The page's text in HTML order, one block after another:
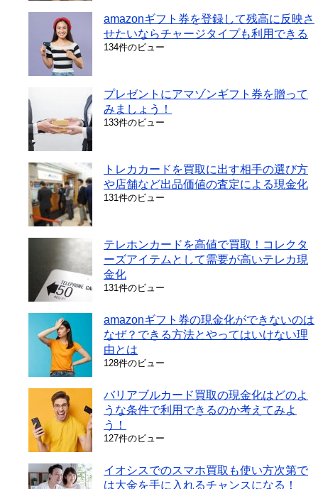
amazonギフト券を登録して残高に反映さ
せたいならチャージタイプも利用できる
134件のビュー
プレゼントにアマゾンギフト券を贈って
みましょう！
133件のビュー
トレカカードを買取に出す相手の選び方
や店舗など出品価値の査定による現金化
131件のビュー
テレホンカードを高値で買取！コレクタ
ーズアイテムとして需要が高いテレカ現
金化
131件のビュー
amazonギフト券の現金化ができないのは
なぜ？できる方法とやってはいけない理
由とは
128件のビュー
バリアブルカード買取の現金化はどのよ
うな条件で利用できるのか考えてみよ
う！
127件のビュー
イオシスでのスマホ買取も使い方次第で
は大金を手に入れるチャンスになる！